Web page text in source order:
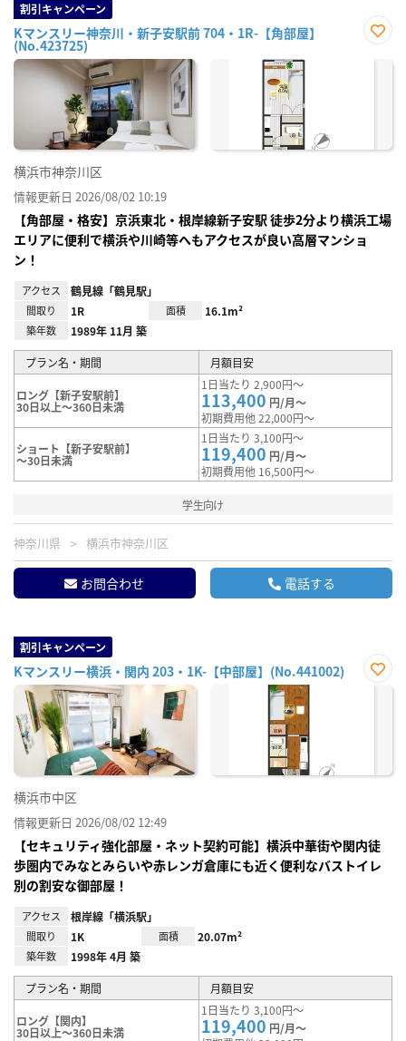
割引キャンペーン
Kマンスリー神奈川・新子安駅前 704・1R-【角部屋】
(No.423725)
に入
横浜市神奈川区
情報更新日 2026/08/02 10:19
【角部屋・格安】京浜東北・根岸線新子安駅 徒歩2分より横浜工場
エリアに便利で横浜や川崎等へもアクセスが良い高層マンショ
ン！
アクセス 鶴見線「鶴見駅」
間取り 1R 面積 16.1m²
築年数 1989年 11月 築
プラン名・期間 月額目安
ロング【新子安駅前】
30日以上～360日未満
1日当たり 2,900円～
113,400 円/月～
初期費用他 22,000円～
ショート【新子安駅前】
～30日未満
1日当たり 3,100円～
119,400 円/月～
初期費用他 16,500円～
学生向け
神奈川県 横浜市神奈川区
お問合わせ 電話する
割引キャンペーン
Kマンスリー横浜・関内 203・1K-【中部屋】(No.441002)
お気
横浜市中区
情報更新日 2026/08/02 12:49
【セキュリティ強化部屋・ネット契約可能】横浜中華街や関内徒
歩圏内でみなとみらいや赤レンガ倉庫にも近く便利なバストイレ
別の割安な御部屋！
アクセス 根岸線「横浜駅」
間取り 1K 面積 20.07m²
築年数 1998年 4月 築
プラン名・期間 月額目安
ロング【関内】
30日以上～360日未満
1日当たり 3,100円～
119,400 円/月～